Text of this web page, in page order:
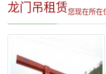
龙门吊租赁您现在所在